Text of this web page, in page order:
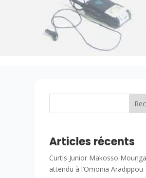
Articles récents
Curtis Junior Makosso
attendu à l’Omonia Aradippou